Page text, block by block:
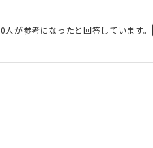
0人が参考になったと回答しています。